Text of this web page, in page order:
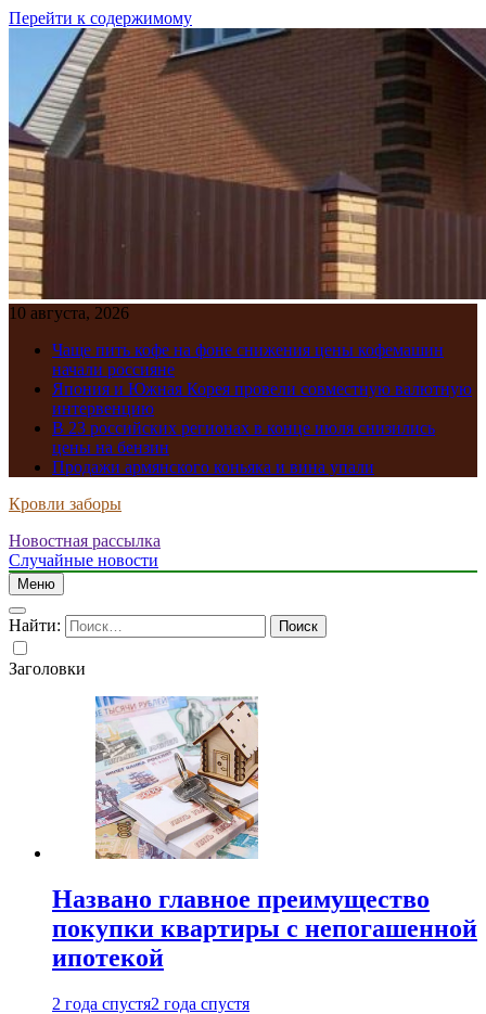
Перейти к содержимому
10 августа, 2026
Чаще пить кофе на фоне снижения цены кофемашин
начали россияне
Япония и Южная Корея провели совместную валютную
интервенцию
В 23 российских регионах в конце июля снизились
цены на бензин
Продажи армянского коньяка и вина упали
Кровли заборы
Новостная рассылка
Случайные новости
Меню
Найти:
Заголовки
Названо главное преимущество
покупки квартиры с непогашенной
ипотекой
2 года спустя2 года спустя